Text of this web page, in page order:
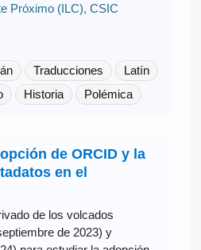
Próximo (ILC), CSIC
Traducciones
Latín
Historia Polémica
de ORCID y la
en el
de los volcados
de 2023) y